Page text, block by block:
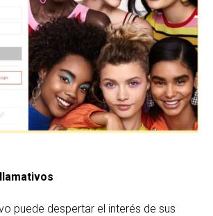
puede despertar el interés de sus